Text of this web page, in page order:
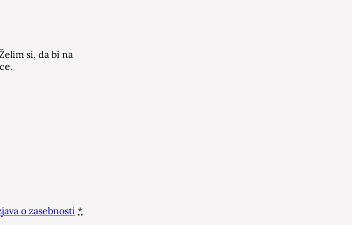
si, da bi na
o zasebnosti *